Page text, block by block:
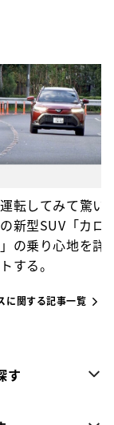
転してみて驚い
新型SUV「カロ
の乗り心地を詳
する。
に関する記事一覧
す